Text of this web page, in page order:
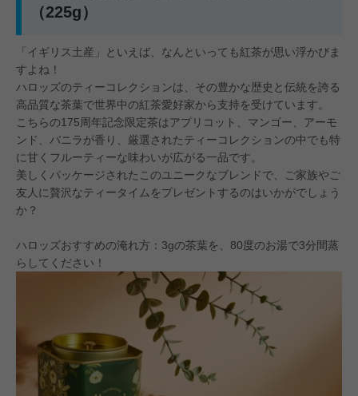
（225g）
「イギリス土産」といえば、なんといっても紅茶が思い浮かびま
すよね！
ハロッズのティーコレクションは、その豊かな歴史と伝統を誇る
高品質な茶葉で世界中の紅茶愛好家から支持を受けています。
こちらの175周年記念限定茶はアプリコット、マンゴー、アーモ
ンド、バニラが香り、厳選されたティーコレクションの中でも特
に甘くフルーティーな味わいが広がる一品です。
美しくパッケージされたこのユニークなブレンドで、ご家族やご
友人に贅沢なティータイムをプレゼントするのはいかがでしょう
か？
ハロッズおすすめの淹れ方：3gの茶葉を、80度のお湯で3分間蒸
らしてください！